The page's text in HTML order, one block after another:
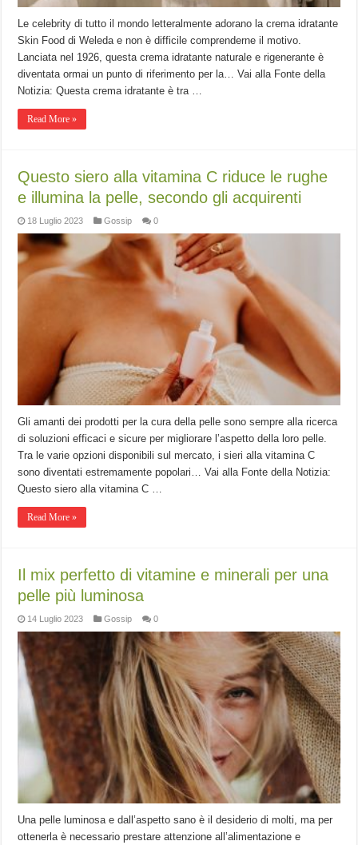
Le celebrity di tutto il mondo letteralmente adorano la crema idratante
Skin Food di Weleda e non è difficile comprenderne il motivo.
Lanciata nel 1926, questa crema idratante naturale e rigenerante è
diventata ormai un punto di riferimento per la… Vai alla Fonte della
Notizia: Questa crema idratante è tra …
Read More »
Questo siero alla vitamina C riduce le rughe
e illumina la pelle, secondo gli acquirenti
18 Luglio 2023 Gossip 0
Gli amanti dei prodotti per la cura della pelle sono sempre alla ricerca
di soluzioni efficaci e sicure per migliorare l’aspetto della loro pelle.
Tra le varie opzioni disponibili sul mercato, i sieri alla vitamina C
sono diventati estremamente popolari… Vai alla Fonte della Notizia:
Questo siero alla vitamina C …
Read More »
Il mix perfetto di vitamine e minerali per una
pelle più luminosa
14 Luglio 2023 Gossip 0
Una pelle luminosa e dall’aspetto sano è il desiderio di molti, ma per
ottenerla è necessario prestare attenzione all’alimentazione e